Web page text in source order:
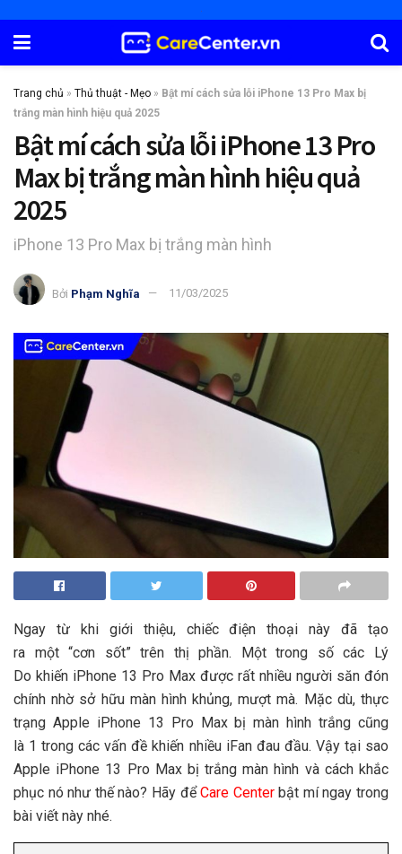
Trang chủ » Thủ thuật - Mẹo » Bật mí cách sửa lỗi iPhone 13 Pro Max bị
trắng màn hình hiệu quả 2025
Bật mí cách sửa lỗi iPhone 13 Pro
Max bị trắng màn hình hiệu quả
2025
iPhone 13 Pro Max bị trắng màn hình
Bởi Phạm Nghĩa 11/03/2025
Ngay từ khi giới thiệu, chiếc điện thoại này đã tạo
ra một“cơn sốt” trên thị phần. Một trong sốcác
Lý
Do khiến iPhone 13 Pro Max được rất nhiều người săn đón
chính nhờ sở hữu màn hình khủng, mượt mà. Mặc dù,thực
trạng Apple iPhone 13 Pro Max bị màn hình trắng cũng
là 1 trongcác vấn đề khiến nhiều iFan đau đầu. Vậy tại sao
Apple iPhone 13 Pro Max bịtrắng màn hình và cách khắc
phục nó như thế nào? Hãy đểCare Centerbật mí ngay trong
bài viết này nhé.